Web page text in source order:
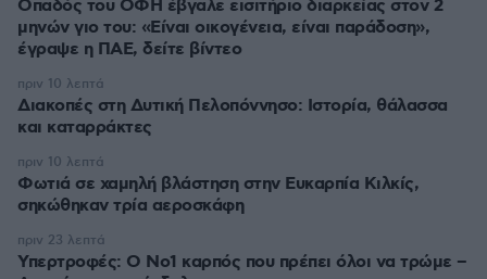
Οπαδός του ΟΦΗ έβγαλε εισιτήριο διαρκείας στον 2
μηνών γιο του: «Είναι οικογένεια, είναι παράδοση»,
έγραψε η ΠΑΕ, δείτε βίντεο
Διακοπές στη Δυτική Πελοπόννησο: Ιστορία, θάλασσα
και καταρράκτες
πριν 10 λεπτά
Φωτιά σε χαμηλή βλάστηση στην Ευκαρπία Κιλκίς,
σηκώθηκαν τρία αεροσκάφη
πριν 10 λεπτά
Υπερτροφές: Ο Νο1 καρπός που πρέπει όλοι να τρώμε –
πριν 23 λεπτά